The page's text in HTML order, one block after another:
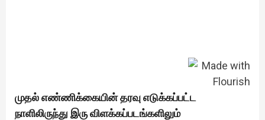
முதல் எண்ணிக்கையின் தரவு எடுக்கப்பட்ட
நாளிலிருந்து இரு விளக்கப்படங்களிலும்